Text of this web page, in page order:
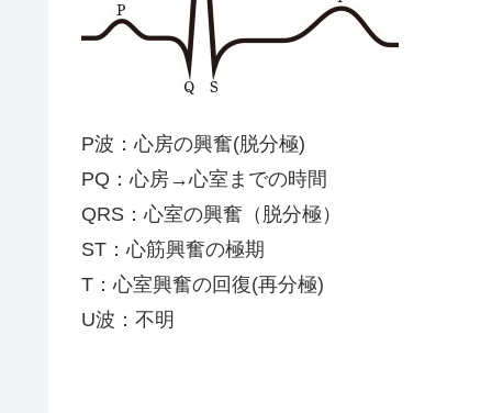
P波：心房の興奮(脱分極)
PQ：心房→心室までの時間
QRS：心室の興奮（脱分極）
ST：心筋興奮の極期
T：心室興奮の回復(再分極)
U波：不明